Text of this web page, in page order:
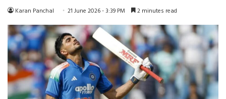
Karan Panchal 21 June 2026 - 3:39 PM 2 minutes read